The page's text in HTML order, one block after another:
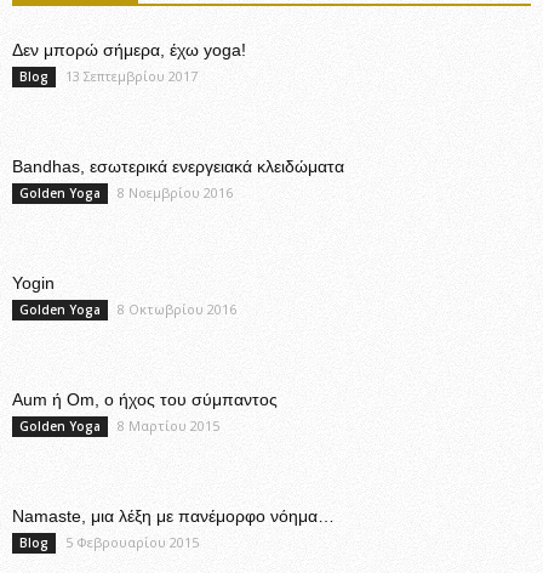
Δεν μπορώ σήμερα, έχω yoga!
Blog 13 Σεπτεμβρίου 2017
Bandhas, εσωτερικά ενεργειακά κλειδώματα
Golden Yoga 8 Νοεμβρίου 2016
Yogin
Golden Yoga 8 Οκτωβρίου 2016
Aum ή Om, ο ήχος του σύμπαντος
Golden Yoga 8 Μαρτίου 2015
Namaste, μια λέξη με πανέμορφο νόημα…
Blog 5 Φεβρουαρίου 2015